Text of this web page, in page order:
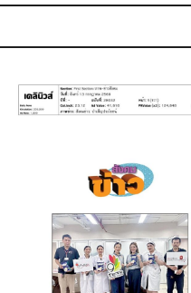
July 20, 2026
บริจาคโลหิต “GIVE
BLOOD NOW ให้
เลือด ให้ได้ ให้เลย”